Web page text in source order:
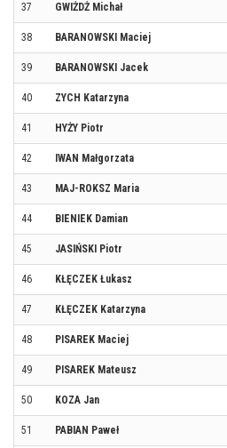
37 GWIŻDŻ Michał
38 BARANOWSKI Maciej
39 BARANOWSKI Jacek
40 ZYCH Katarzyna
41 HYŻY Piotr
42 IWAN Małgorzata
43 MAJ-ROKSZ Maria
44 BIENIEK Damian
45 JASIŃSKI Piotr
46 KŁĘCZEK Łukasz
47 KŁĘCZEK Katarzyna
48 PISAREK Maciej
49 PISAREK Mateusz
50 KOZA Jan
51 PABIAN Paweł